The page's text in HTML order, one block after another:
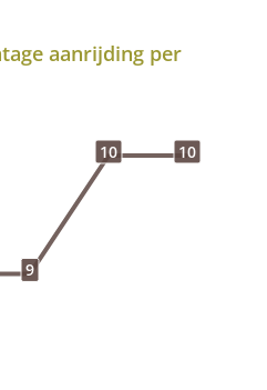
aanrijding per
9
10 10